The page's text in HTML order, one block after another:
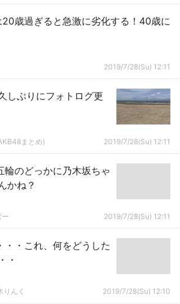
20歳過ぎると急激に劣化する！40歳に
2019/7/28(Su) 12:11
しぶりにフォトログ更
まとめ) 2019/7/28(Su) 12:11
輪のどっかに乃木坂ちゃ
かね？
2019/7/28(Su) 12:11
・・これ、何をどうした
・
りんく 2019/7/28(Su) 12:10